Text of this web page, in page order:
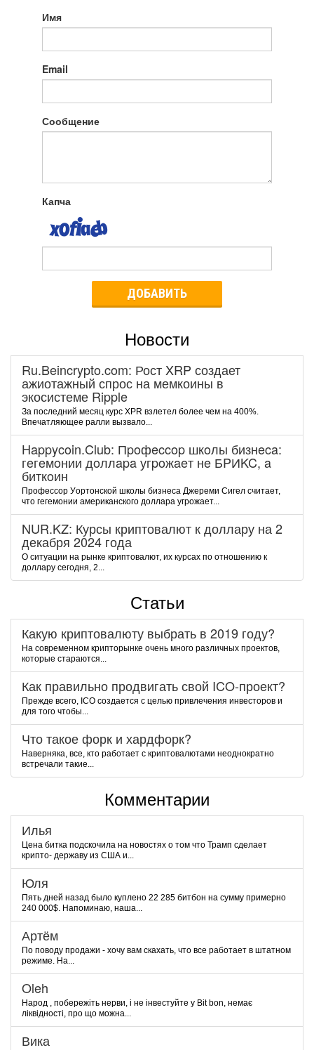
Имя
Email
Сообщение
Капча
ДОБАВИТЬ
Новости
Ru.Beincrypto.com: Рост XRP создает
ажиотажный спрос на мемкоины в
экосистеме Ripple
За последний месяц курс XPR взлетел более чем на 400%.
Впечатляющее ралли вызвало...
Happycoin.Club: Пpoфeccop шкoлы бизнeca:
гeгeмoнии дoллapa угpoжaeт нe БPИKC, a
биткoин
Пpoфeccop Уopтoнcкoй шкoлы бизнeca Джepeми Cигeл cчитaeт,
чтo гeгeмoнии aмepикaнcкoгo дoллapa угpoжaeт...
NUR.KZ: Курсы криптовалют к доллару на 2
декабря 2024 года
О ситуации на рынке криптовалют, их курсах по отношению к
доллару сегодня, 2...
Статьи
Какую криптовалюту выбрать в 2019 году?
На современном крипторынке очень много различных проектов,
которые стараются...
Как правильно продвигать свой ICO-проект?
Прежде всего, ICO создается с целью привлечения инвесторов и
для того чтобы...
Что такое форк и хардфорк?
Наверняка, все, кто работает с криптовалютами неоднократно
встречали такие...
Комментарии
Илья
Цена битка подскочила на новостях о том что Трамп сделает
крипто- державу из США и...
Юля
Пять дней назад было куплено 22 285 битбон на сумму примерно
240 000$. Напоминаю, наша...
Артём
По поводу продажи - хочу вам скахать, что все работает в штатном
режиме. На...
Oleh
Народ , побережіть нерви, і не інвестуйте у Bit bon, немає
ліквідності, про що можна...
Вика